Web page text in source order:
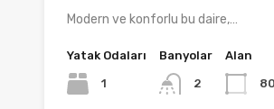
Modern ve konforlu bu daire,…
Yatak Odaları
1
Banyolar
2
Alan
80